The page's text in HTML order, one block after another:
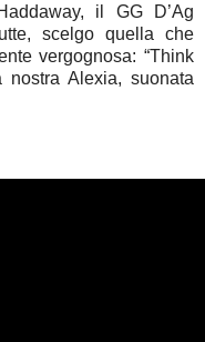
il GG D’Ag
scelgo quella che
vergognosa: “Think
Alexia, suonata